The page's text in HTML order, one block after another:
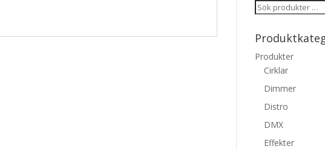
Sök
Produkter
Cirklar
Dimmer
Distro
DMX
Effekter